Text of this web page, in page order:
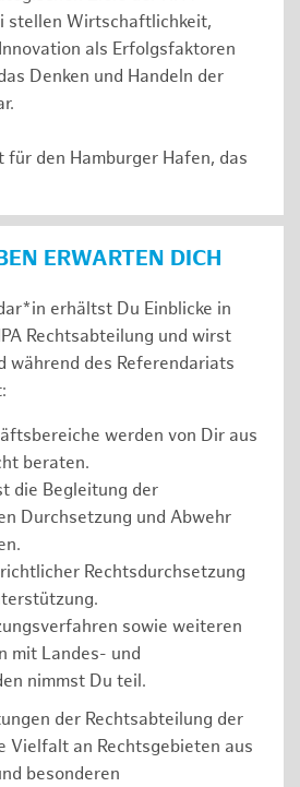
stellen Wirtschaftlichkeit,
als Erfolgsfaktoren
Denken und Handeln der
für den Hamburger Hafen, das
ERWARTEN DICH
erhältst Du Einblicke in
Rechtsabteilung und wirst
während des Referendariats
werden von Dir aus
beraten.
die Begleitung der
Durchsetzung und Abwehr
Rechtsdurchsetzung
sowie weiteren
mit Landes- und
nimmst Du teil.
der Rechtsabteilung der
Vielfalt an Rechtsgebieten aus
besonderen